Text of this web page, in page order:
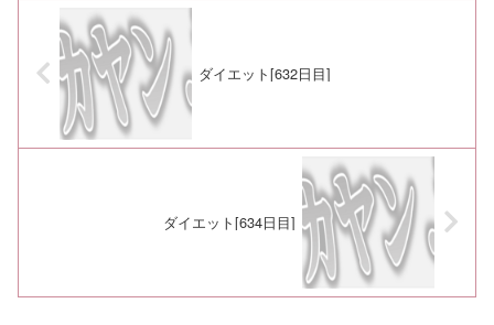
ダイエット[632日目]
ダイエット[634日目]